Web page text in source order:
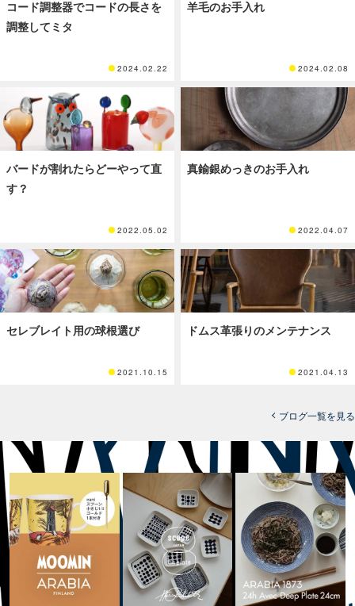
コード調整器でコードの長さを
調整してミタ
2024.02.22
羊毛のお手入れ
2024.02.08
バードが割れたらどーやって直
す？
2022.05.02
真鍮銀めっきのお手入れ
2022.04.07
セレブレイト用の球根選び
2021.10.15
ドムス革張りのメンテナンス
2021.04.13
ブログ一覧を見る